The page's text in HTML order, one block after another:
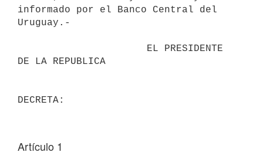
informado por el Banco Central del
Uruguay.-
DE LA REPUBLICA
Artículo 1